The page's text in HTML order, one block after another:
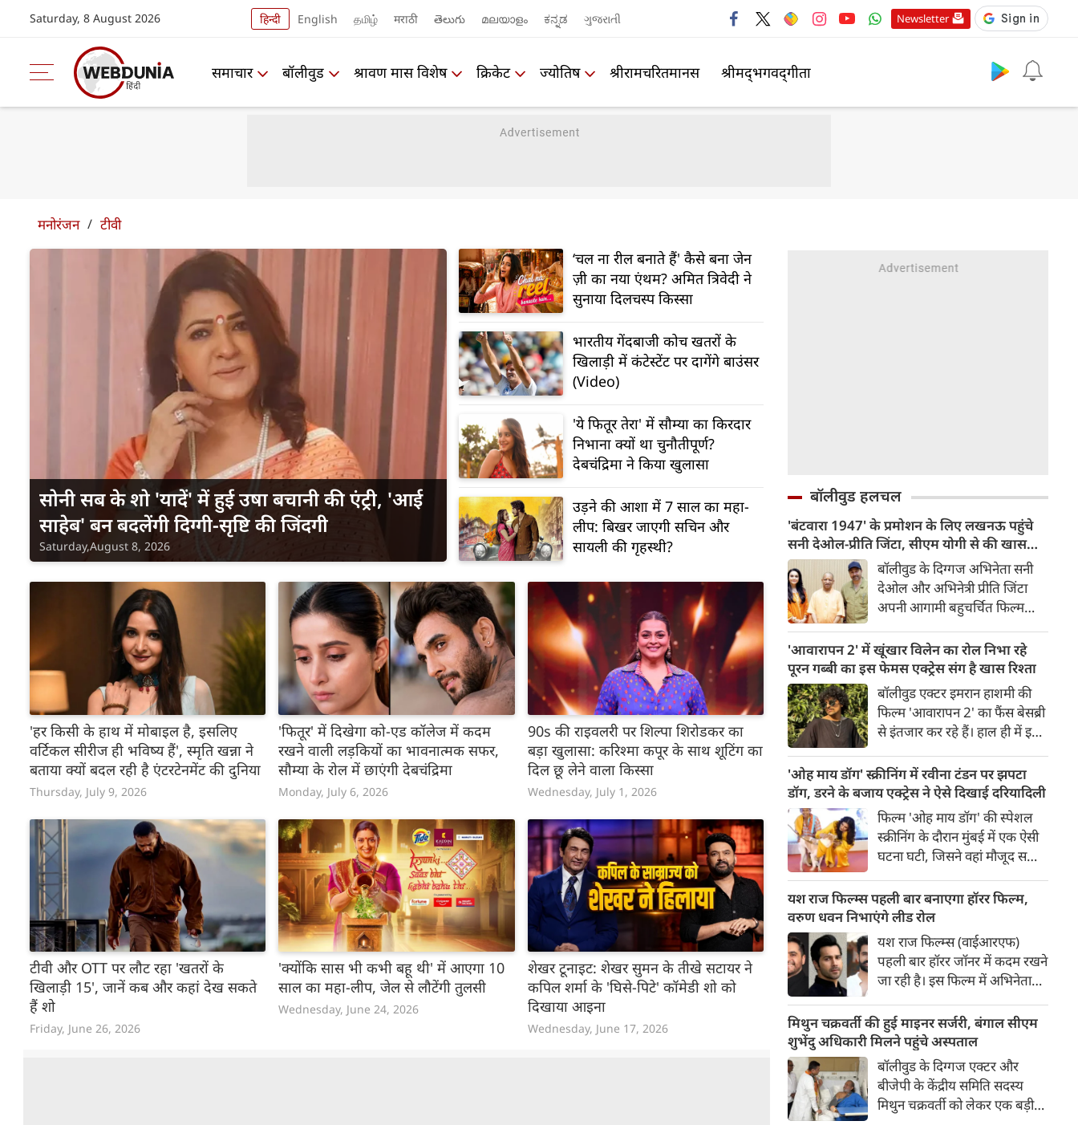
Saturday, 8 August 2026 हिन्दी English தமிழ் मराठी తెలుగు മലയാളം ಕನ್ನಡ ગુજરાતી Newsletter
समाचार बॉलीवुड श्रावण मास विशेष क्रिकेट ज्योतिष श्रीरामचरितमानस श्रीमद्‍भगवद्‍गीता
मनोरंजन / टीवी
सोनी सब के शो 'यादें' में हुई उषा बचानी की एंट्री, 'आई
साहेब' बन बदलेंगी दिग्गी-सृष्टि की जिंदगी
Saturday,August 8, 2026
‘चल ना रील बनाते हैं' कैसे बना जेन
ज़ी का नया एंथम? अमित त्रिवेदी ने
सुनाया दिलचस्प किस्सा
भारतीय गेंदबाजी कोच खतरों के
खिलाड़ी में कंटेस्टेंट पर दागेंगे बाउंसर
(Video)
'ये फितूर तेरा' में सौम्या का किरदार
निभाना क्यों था चुनौतीपूर्ण?
देबचंद्रिमा ने किया खुलासा
उड़ने की आशा में 7 साल का महा-
लीप: बिखर जाएगी सचिन और
सायली की गृहस्थी?
'हर किसी के हाथ में मोबाइल है, इसलिए
वर्टिकल सीरीज ही भविष्य हैं', स्मृति खन्ना ने
बताया क्यों बदल रही है एंटरटेनमेंट की दुनिया
Thursday, July 9, 2026
'फितूर' में दिखेगा को-एड कॉलेज में कदम
रखने वाली लड़कियों का भावनात्मक सफर,
सौम्या के रोल में छाएंगी देबचंद्रिमा
Monday, July 6, 2026
90s की राइवलरी पर शिल्पा शिरोडकर का
बड़ा खुलासा: करिश्मा कपूर के साथ शूटिंग का
दिल छू लेने वाला किस्सा
Wednesday, July 1, 2026
टीवी और OTT पर लौट रहा 'खतरों के
खिलाड़ी 15', जानें कब और कहां देख सकते
हैं शो
Friday, June 26, 2026
'क्योंकि सास भी कभी बहू थी' में आएगा 10
साल का महा-लीप, जेल से लौटेंगी तुलसी
Wednesday, June 24, 2026
शेखर टूनाइट: शेखर सुमन के तीखे सटायर ने
कपिल शर्मा के 'घिसे-पिटे' कॉमेडी शो को
दिखाया आइना
Wednesday, June 17, 2026
बॉलीवुड हलचल
'बंटवारा 1947' के प्रमोशन के लिए लखनऊ पहुंचे
सनी देओल-प्रीति जिंटा, सीएम योगी से की खास
मुलाकात
बॉलीवुड के दिग्गज अभिनेता सनी
देओल और अभिनेत्री प्रीति जिंटा
अपनी आगामी बहुचर्चित फिल्म
सिलसिले में उत्तर प्रदेश की राजधानी
लखनऊ पहुंचे। फिल्म की स्टारकास्ट
ने शहर में विभिन्न प्रमोशनल
गतिविधियों में हिस्सा लिया।
'आवारापन 2' में खूंखार विलेन का रोल निभा रहे
पूरन गब्बी का इस फेमस एक्ट्रेस संग है खास रिश्ता
बॉलीवुड एक्टर इमरान हाशमी की
फिल्म 'आवारापन 2' का फैंस बेसब्री
से इंतजार कर रहे हैं। हाल ही में इस
दर्शकों का जबरदस्त रिस्पॉन्स मिला।
ट्रेलर में जितना इमरान हाशमी छाए
रहे उतना ही फिल्म के विलेन को भी
स्पेस मिला है।
'ओह माय डॉग' स्क्रीनिंग में रवीना टंडन पर झपटा
डॉग, डरने के बजाय एक्ट्रेस ने ऐसे दिखाई दरियादिली
फिल्म 'ओह माय डॉग' की स्पेशल
स्क्रीनिंग के दौरान मुंबई में एक ऐसी
घटना घटी, जिसने वहां मौजूद सभी
पैपराजी को पोज दे रहीं बॉलीवुड की
अभिनेत्री रवीना टंडन पर फिल्म का
चार पैरों वाला मुख्य कलाकार (डॉग
स्टार) अचानक बेकाबू होकर झपट
पड़ा।
यश राज फिल्म्स पहली बार बनाएगा हॉरर फिल्म,
वरुण धवन निभाएंगे लीड रोल
यश राज फिल्म्स (वाईआरएफ)
पहली बार हॉरर जॉनर में कदम रखने
जा रही है। इस फिल्म में अभिनेता
जबकि निर्देशन और पटकथा की
जिम्मेदारी 'रॉकेट बॉयज़' से चर्चित
अभय पन्नू संभालेंगे। फिल्म की
शूटिंग इस वर्ष के अंत में शुरू होने
की योजना है और इसे वर्ष 2027 में
दुनियाभर के सिनेमाघरों में रिलीज़
मिथुन चक्रवर्ती की हुई माइनर सर्जरी, बंगाल सीएम
शुभेंदु अधिकारी मिलने पहुंचे अस्पताल
बॉलीवुड के दिग्गज एक्टर और
बीजेपी के केंद्रीय समिति सदस्य
मिथुन चक्रवर्ती को लेकर एक बड़ी